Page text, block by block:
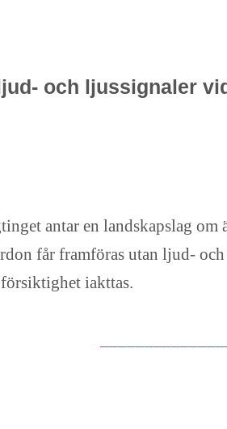
och ljussignaler
antar en landskapslag
får framföras utan ljud-
iakttas.